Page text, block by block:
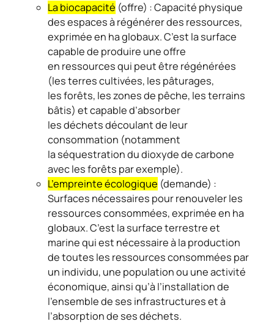
La biocapacité (offre) : Capacité physique
des espaces à régénérer des ressources,
exprimée en ha globaux. C’est la surface
capable de produire une offre
en ressources qui peut être régénérées
(les terres cultivées, les pâturages,
les forêts, les zones de pêche, les terrains
bâtis) et capable d’absorber
les déchets découlant de leur
consommation (notamment
la séquestration du dioxyde de carbone
avec les forêts par exemple).
L’empreinte écologique (demande) :
Surfaces nécessaires pour renouveler les
ressources consommées, exprimée en ha
globaux. C’est la surface terrestre et
marine qui est nécessaire à la production
de toutes les ressources consommées par
un individu, une population ou une activité
économique, ainsi qu’à l’installation de
l’ensemble de ses infrastructures et à
l’absorption de ses déchets.